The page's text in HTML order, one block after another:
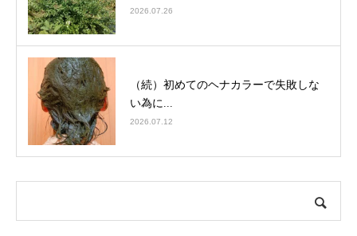
2026.07.26
（続）初めてのヘナカラーで失敗しな
い為に...
2026.07.12